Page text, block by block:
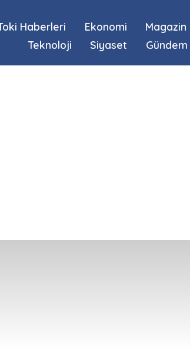
Haberleri Ekonomi Magazin
Teknoloji
Siyaset Gündem